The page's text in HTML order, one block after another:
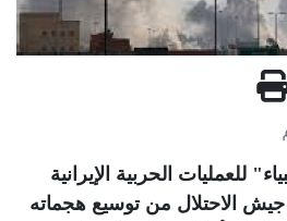
للعمليات الحربية الإيرانية
جيش الاحتلال من توسيع هجماته